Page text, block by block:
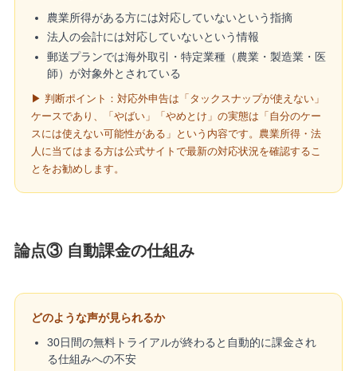
農業所得がある方には対応していないという指摘
法人の会計には対応していないという情報
郵送プランでは海外取引・特定業種（農業・製造業・医
師）が対象外とされている
▶ 判断ポイント：対応外申告は「タックスナップが使えない」
ケースであり、「やばい」「やめとけ」の実態は「自分のケー
スには使えない可能性がある」という内容です。農業所得・法
人に当てはまる方は公式サイトで最新の対応状況を確認するこ
とをお勧めします。
論点③ 自動課金の仕組み
どのような声が見られるか
30日間の無料トライアルが終わると自動的に課金され
る仕組みへの不安